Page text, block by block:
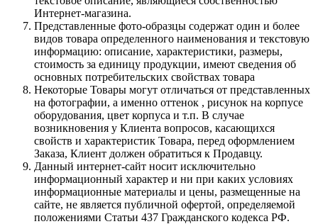
Интернет-магазина.
Представленные фото-образцы содержат один и более
видов товара определенного наименования и текстовую
информацию: описание, характеристики, размеры,
стоимость за единицу продукции, имеют сведения об
основных потребительских свойствах товара
Некоторые Товары могут отличаться от представленных
на фотографии, а именно оттенок , рисунок на корпусе
оборудования, цвет корпуса и т.п. В случае
возникновения у Клиента вопросов, касающихся
свойств и характеристик Товара, перед оформлением
Заказа, Клиент должен обратиться к Продавцу.
Данный интернет-сайт носит исключительно
информационный характер и ни при каких условиях
информационные материалы и цены, размещенные на
сайте, не является публичной офертой, определяемой
положениями Статьи 437 Гражданского кодекса РФ.